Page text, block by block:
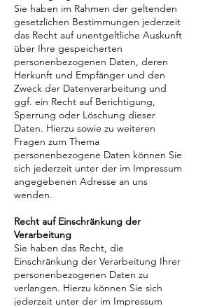
Sie haben im Rahmen der geltenden
gesetzlichen Bestimmungen jederzeit
das Recht auf unentgeltliche Auskunft
über Ihre gespeicherten
personenbezogenen Daten, deren
Herkunft und Empfänger und den
Zweck der Datenverarbeitung und
ggf. ein Recht auf Berichtigung,
Sperrung oder Löschung dieser
Daten. Hierzu sowie zu weiteren
Fragen zum Thema
personenbezogene Daten können Sie
sich jederzeit unter der im Impressum
angegebenen Adresse an uns
wenden.
Recht auf Einschränkung der
Verarbeitung
Sie haben das Recht, die
Einschränkung der Verarbeitung Ihrer
personenbezogenen Daten zu
verlangen. Hierzu können Sie sich
jederzeit unter der im Impressum